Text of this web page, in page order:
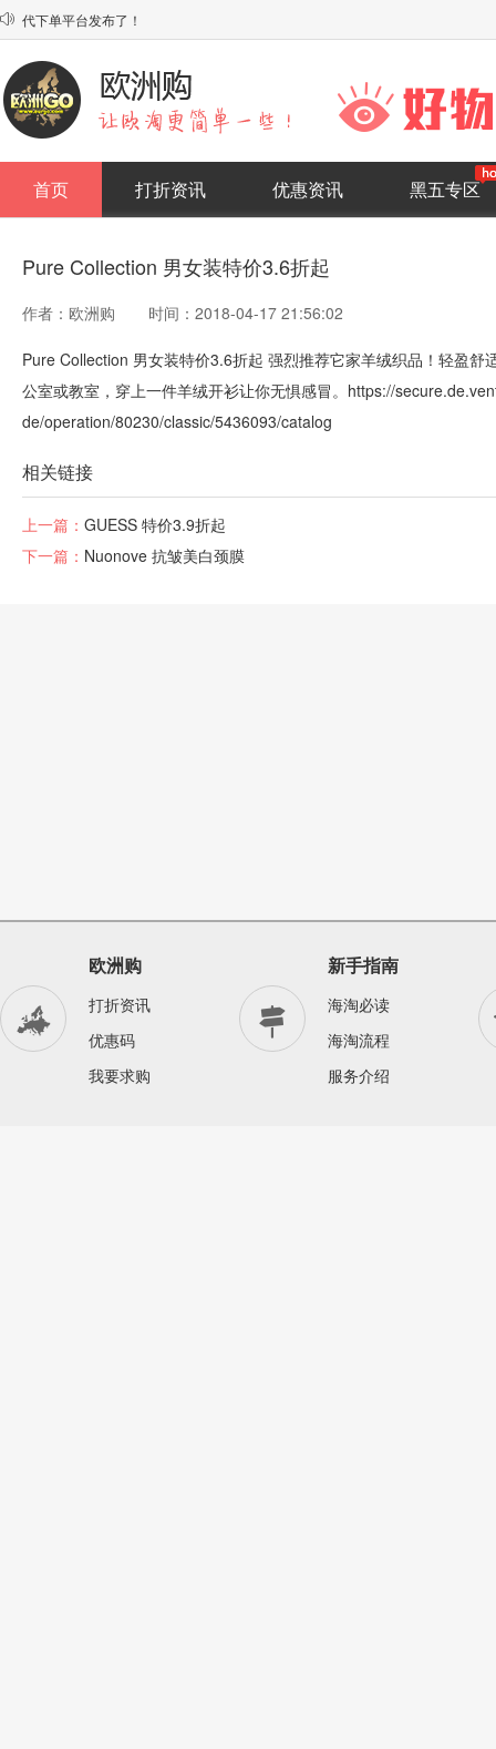

系统上线，欢迎使用！
首页 打折资讯 优惠资讯 黑五专区
Pure Collection 男女装特价3.6折起
作者：欧洲购 时间：2018-04-17 21:56:02
Pure Collection 男女装特价3.6折起 强烈推荐它家羊绒织品！轻盈
公室或教室，穿上一件羊绒开衫让你无惧感冒。https://
de/operation/80230/classic/5436093/catalog
相关链接
上一篇： GUESS 特价3.9折起
下一篇： Nuonove 抗皱美白颈膜

欧洲购
打折资讯
优惠码
我要求购

新手指南
海淘必读
海淘流程
服务介绍